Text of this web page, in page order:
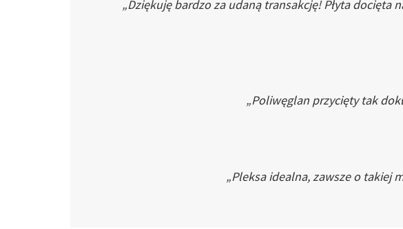
„Dziękuję bardzo za udaną transakcję! Płyta docięta
„Poliwęglan przycięty tak
„Pleksa idealna, zawsze o takiej